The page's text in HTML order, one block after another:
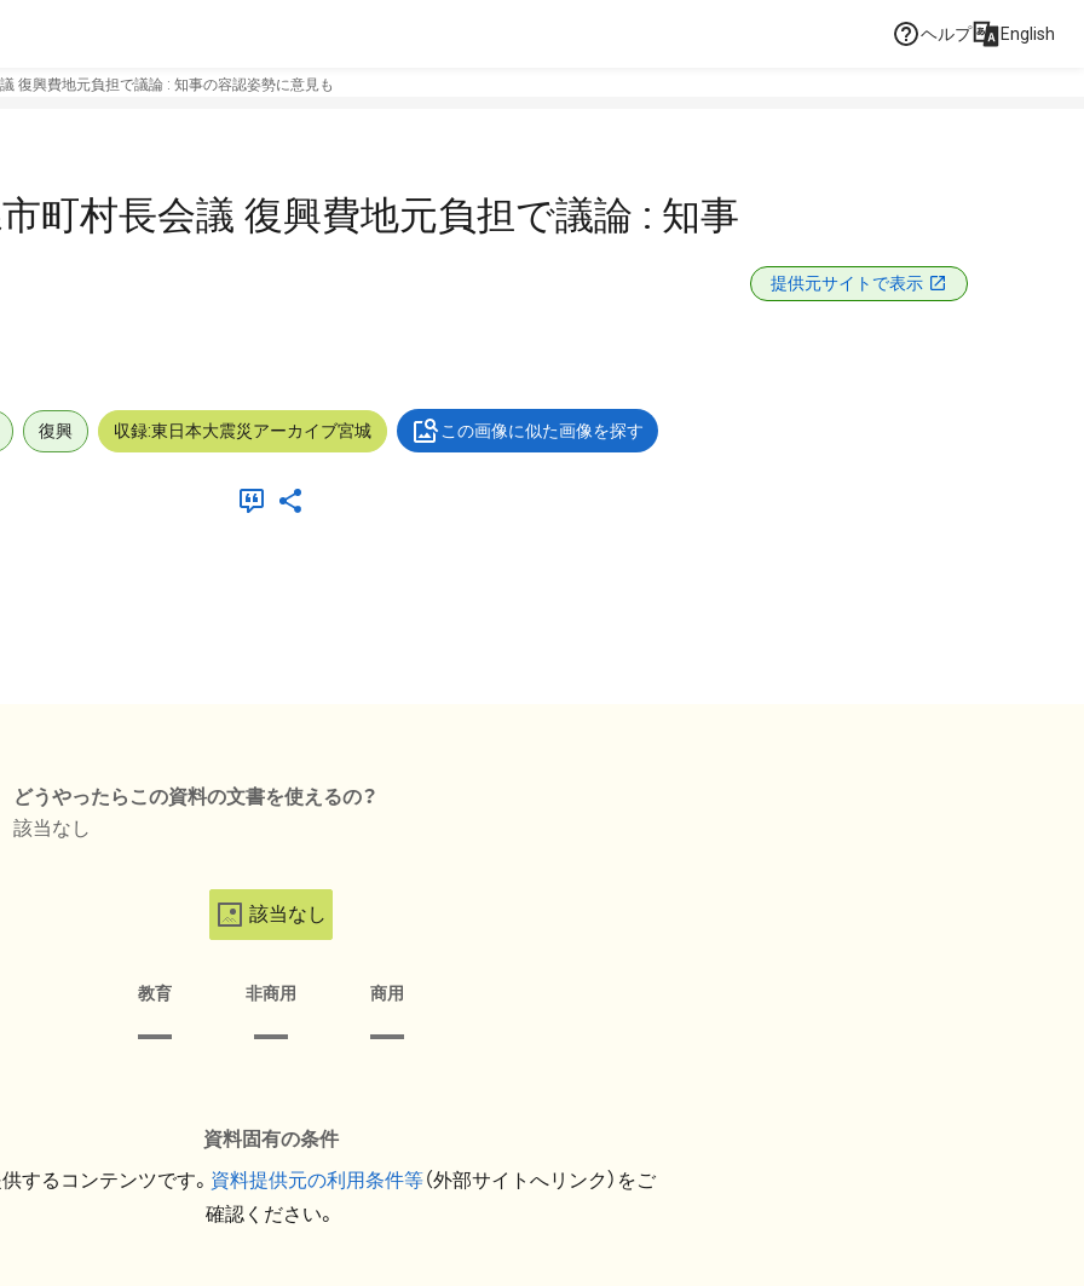
ヘルプ English
復興費地元負担で議論 : 知事の容認姿勢に意見も
町村長会議 復興費地元負担で議論 : 知事
提供元サイトで表示
復興 収録:東日本大震災アーカイブ宮城 この画像に似た画像を探す
どうやったらこの資料の文書を使えるの？
該当なし
該当なし
教育 非商用 商用
資料固有の条件
するコンテンツです。 資料提供元の利用条件等（外部サイトへリンク）をご
確認ください。